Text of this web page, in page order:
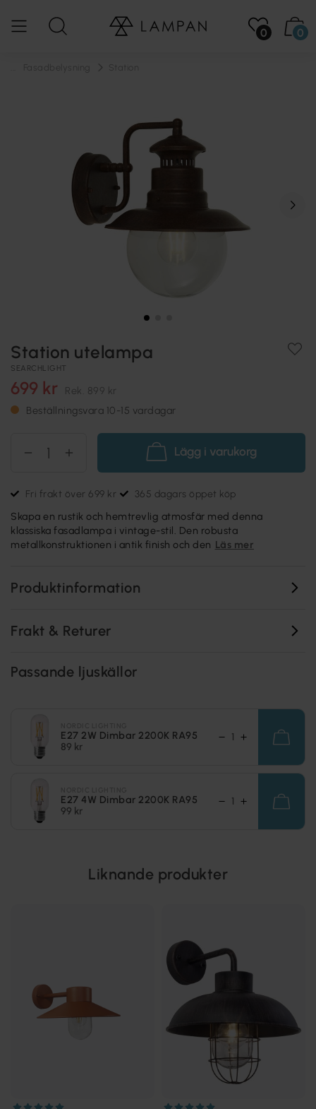
0 0
Station utelampa
SEARCHLIGHT
699 kr Rek. 899 kr
Beställningsvara 10-15 vardagar
Lägg i varukorg
Fri frakt över 699 kr 365 dagars öppet köp
Skapa en rustik och hemtrevlig atmosfär med denna
klassiska fasadlampa i vintage-stil. Den robusta
metallkonstruktionen i antik finish och den Läs mer
Produktinformation
Frakt & Returer
Passande ljuskällor
E27 2W Dimbar 2200K RA95
89 kr
E27 4W Dimbar 2200K RA95
99 kr
Liknande produkter